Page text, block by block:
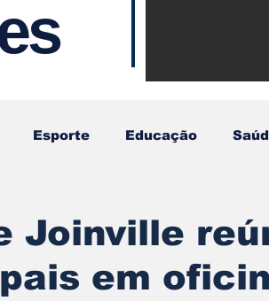
Esporte Educação
Joinville
em